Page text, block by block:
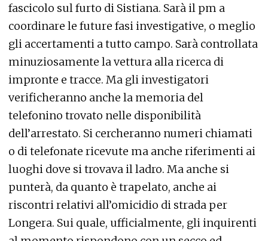
fascicolo sul furto di Sistiana. Sarà il pm a
coordinare le future fasi investigative, o meglio
gli accertamenti a tutto campo. Sarà controllata
minuziosamente la vettura alla ricerca di
impronte e tracce. Ma gli investigatori
verificheranno anche la memoria del
telefonino trovato nelle disponibilità
dell’arrestato. Si cercheranno numeri chiamati
o di telefonate ricevute ma anche riferimenti ai
luoghi dove si trovava il ladro. Ma anche si
punterà, da quanto è trapelato, anche ai
riscontri relativi all’omicidio di strada per
Longera. Sui quale, ufficialmente, gli inquirenti